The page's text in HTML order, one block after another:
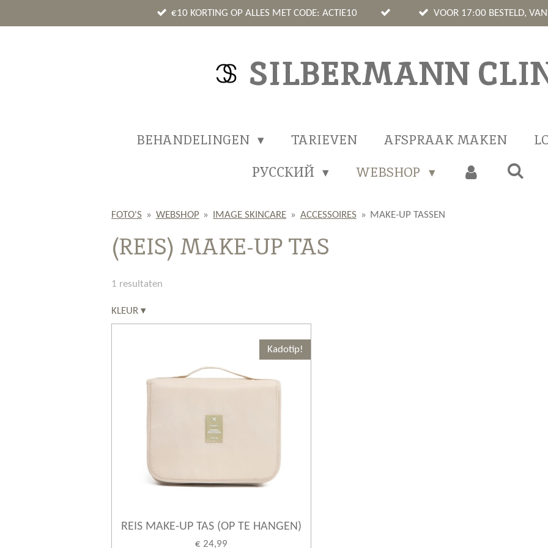
direct
€10 KORTING OP ALLES MET CODE: ACTIE10 VOOR 17:00 BESTELD,
SILBERMANN
BEHANDELINGEN TARIEVEN AFSPRAAK MAKEN
РУССКИЙ
WEBSHOP
FOTO'S » WEBSHOP » IMAGE SKINCARE » ACCESSOIRES » MAKE-UP TASSEN
(REIS) MAKE-UP TAS
1 resultaten
KLEUR ▾
Kadotip!
REIS MAKE-UP TAS (OP TE HANGEN)
€ 24,99